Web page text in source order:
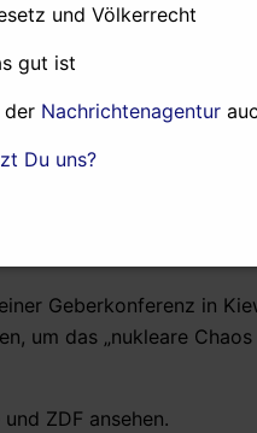
alten Sarkophag. Die
„Und
mit kleinen
im Jahr 1986 gebaut
wie die Freiheitsstatue
Geberkonferenz in
um das „nukleare
ZDF ansehen.
und Völkerrecht
gut ist
der Nachrichtenagentur
Du uns?